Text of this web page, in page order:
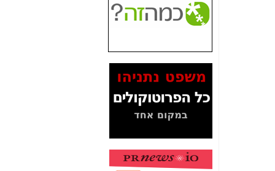
האם ביבי וקרא קבלו
בכלל תמורה עבור
המסמכים בנושא בזק-
Yes (תיק 4000)
לאיש הלא נכון! -כאן
עובדות ומסמכים
תקשורת עזר לקב'
בזק? - כאן